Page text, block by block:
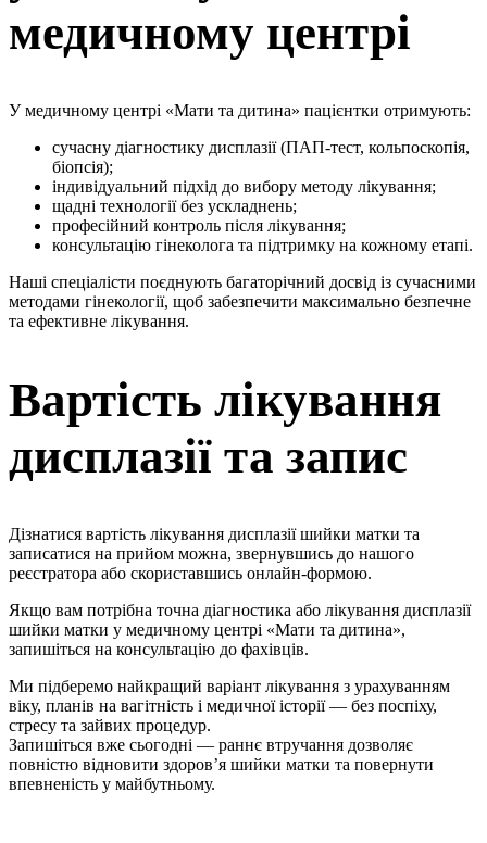
медичному центрі
У медичному центрі «Мати та дитина» пацієнтки отримують:
сучасну діагностику дисплазії (ПАП-тест, кольпоскопія,
біопсія);
індивідуальний підхід до вибору методу лікування;
щадні технології без ускладнень;
професійний контроль після лікування;
консультацію гінеколога та підтримку на кожному етапі.
Наші спеціалісти поєднують багаторічний досвід із сучасними
методами гінекології, щоб забезпечити максимально безпечне
та ефективне лікування.
Вартість лікування
дисплазії та запис
Дізнатися вартість лікування дисплазії шийки матки та
записатися на прийом можна, звернувшись до нашого
реєстратора або скориставшись онлайн-формою.
Якщо вам потрібна точна діагностика або лікування дисплазії
шийки матки у медичному центрі «Мати та дитина»,
запишіться на консультацію до фахівців.
Ми підберемо найкращий варіант лікування з урахуванням
віку, планів на вагітність і медичної історії — без поспіху,
стресу та зайвих процедур.
Запишіться вже сьогодні — раннє втручання дозволяє
повністю відновити здоров’я шийки матки та повернути
впевненість у майбутньому.